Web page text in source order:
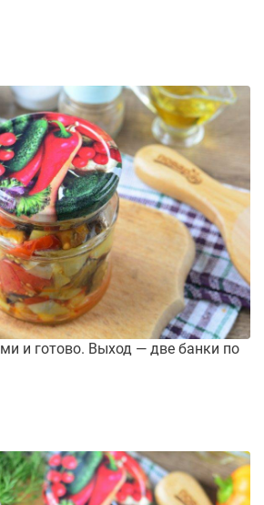
и готово. Выход — две банки по